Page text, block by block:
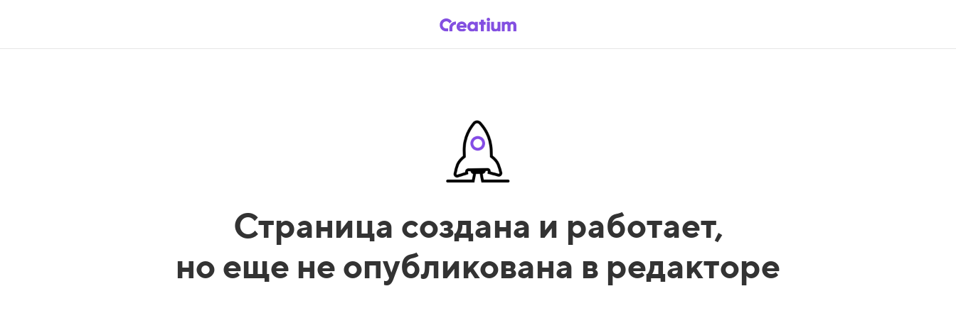
Страница создана и работает,
но еще не опубликована в редакторе